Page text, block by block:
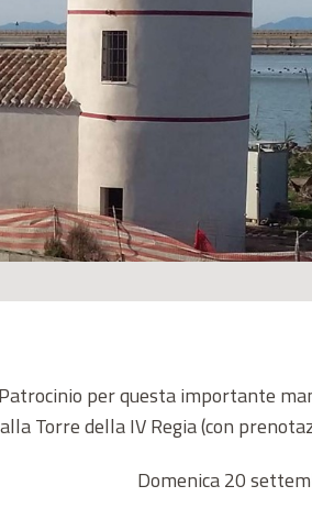
per questa importante
Torre della IV Regia (con
Domenica 20